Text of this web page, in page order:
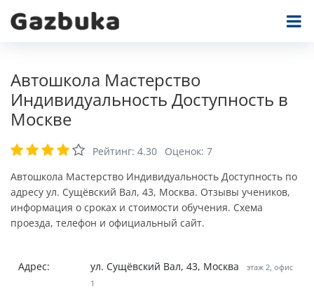
Автошкола Мастерство
Индивидуальность Доступность в
Москве
Рейтинг: 4.30 Оценок: 7
Автошкола Мастерство Индивидуальность Доступность по
адресу ул. Сущёвский Вал, 43, Москва. Отзывы учеников,
информация о сроках и стоимости обучения. Схема
проезда, телефон и официальный сайт.
Адрес: ул. Сущёвский Вал, 43, Москва
этаж 2, офис
1